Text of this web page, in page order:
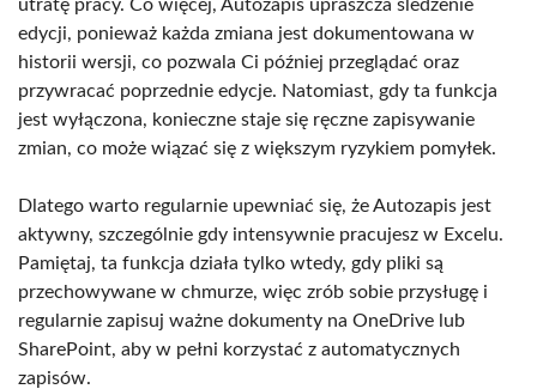
utratę pracy. Co więcej, Autozapis upraszcza śledzenie
edycji, ponieważ każda zmiana jest dokumentowana w
historii wersji, co pozwala Ci później przeglądać oraz
przywracać poprzednie edycje. Natomiast, gdy ta funkcja
jest wyłączona, konieczne staje się ręczne zapisywanie
zmian, co może wiązać się z większym ryzykiem pomyłek.
Dlatego warto regularnie upewniać się, że Autozapis jest
aktywny, szczególnie gdy intensywnie pracujesz w Excelu.
Pamiętaj, ta funkcja działa tylko wtedy, gdy pliki są
przechowywane w chmurze, więc zrób sobie przysługę i
regularnie zapisuj ważne dokumenty na OneDrive lub
SharePoint, aby w pełni korzystać z automatycznych
zapisów.